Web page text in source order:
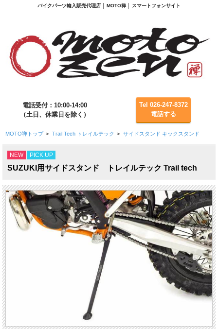
バイクパーツ輸入販売代理店 │ MOTO禅 │ スマートフォンサイト
電話受付：10:00-14:00
（土日、休業日を除く）
Tel 026-247-8372
電話する
MOTO禅トップ > Trail Tech トレイルテック > サイドスタンド キックスタンド
NEW PICK UP
SUZUKI用サイドスタンド トレイルテック Trail tech